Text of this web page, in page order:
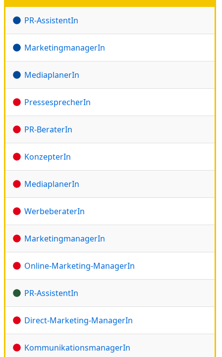
PR-AssistentIn
MarketingmanagerIn
MediaplanerIn
PressesprecherIn
PR-BeraterIn
KonzepterIn
MediaplanerIn
WerbeberaterIn
MarketingmanagerIn
Online-Marketing-ManagerIn
PR-AssistentIn
Direct-Marketing-ManagerIn
KommunikationsmanagerIn